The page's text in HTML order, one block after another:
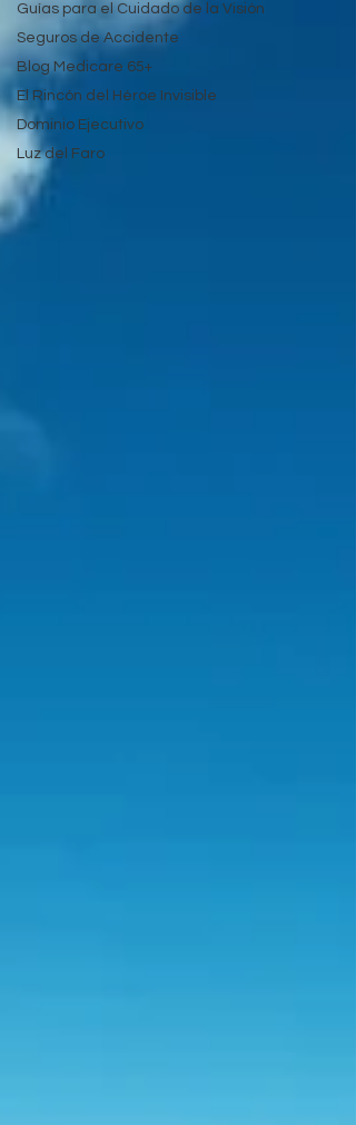
Guías para el Cuidado de la Visión
Seguros de Accidente
Blog Medicare 65+
El Rincón del Héroe Invisible
Dominio Ejecutivo
Luz del Faro